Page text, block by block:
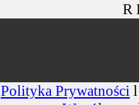
R
Polityka Prywatności